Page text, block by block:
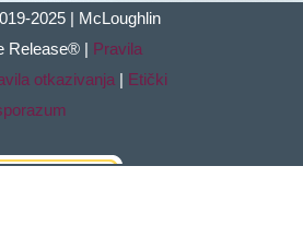
2025 | McLoughlin
Release®
Pravila
otkazivanja
Etički